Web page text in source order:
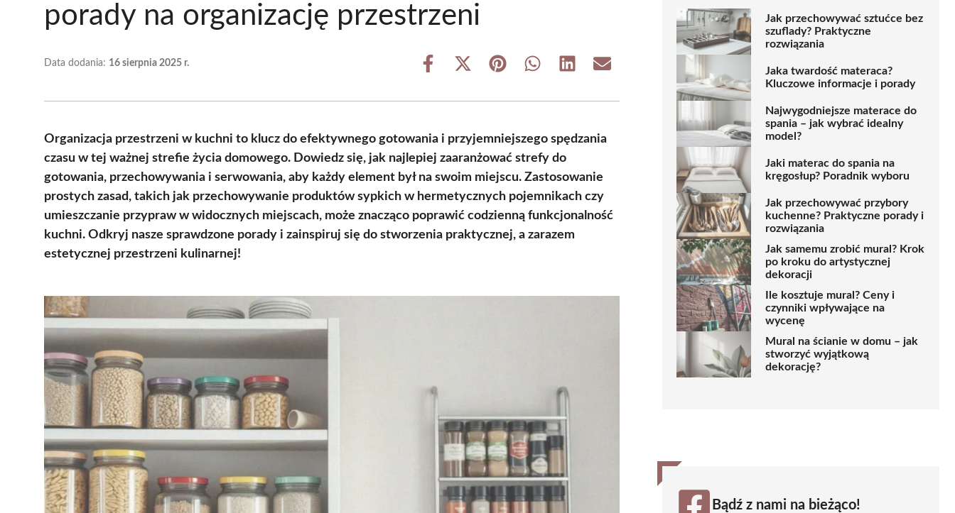
porady na organizację przestrzeni
Data dodania: 16 sierpnia 2025 r.
Share
Share
(Twitter)
Share Share Share Share
Organizacja przestrzeni w kuchni to klucz do efektywnego gotowania i przyjemniejszego spędzania
czasu w tej ważnej strefie życia domowego. Dowiedz się, jak najlepiej zaaranżować strefy do
gotowania, przechowywania i serwowania, aby każdy element był na swoim miejscu. Zastosowanie
prostych zasad, takich jak przechowywanie produktów sypkich w hermetycznych pojemnikach czy
umieszczanie przypraw w widocznych miejscach, może znacząco poprawić codzienną funkcjonalność
kuchni. Odkryj nasze sprawdzone porady i zainspiruj się do stworzenia praktycznej, a zarazem
estetycznej przestrzeni kulinarnej!
Jak przechowywać sztućce bez
szuflady? Praktyczne
rozwiązania
Jaka twardość materaca?
Kluczowe informacje i porady
Najwygodniejsze materace do
spania – jak wybrać idealny
model?
Jaki materac do spania na
kręgosłup? Poradnik wyboru
Jak przechowywać przybory
kuchenne? Praktyczne porady i
rozwiązania
Jak samemu zrobić mural? Krok
po kroku do artystycznej
dekoracji
Ile kosztuje mural? Ceny i
czynniki wpływające na
wycenę
Mural na ścianie w domu – jak
stworzyć wyjątkową
dekorację?
Bądź z nami na bieżąco!